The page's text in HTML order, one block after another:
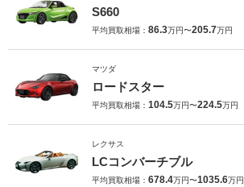
S660
平均買取相場： 86.3万円〜205.7万円
マツダ
ロードスター
平均買取相場： 104.5万円〜224.5万円
レクサス
LCコンバーチブル
平均買取相場： 678.4万円〜1035.6万円